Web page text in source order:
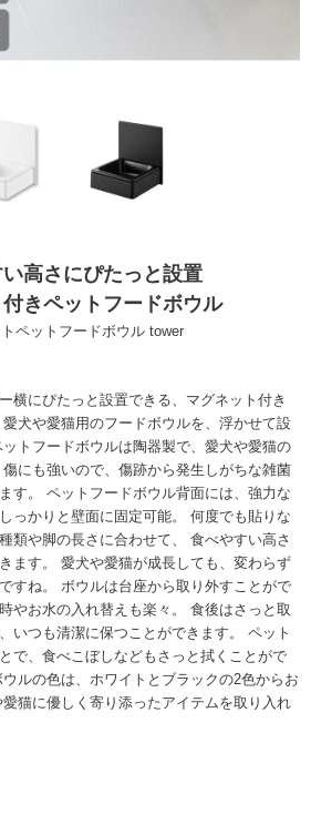
高さにぴたっと設置
きペットフードボウル
ペットフードボウル tower
横にぴたっと設置できる、マグネット付き
犬や愛猫用のフードボウルを、浮かせて設
トフードボウルは陶器製で、愛犬や愛猫の
にも強いので、傷跡から発生しがちな雑菌
す。 ペットフードボウル背面には、強力な
っかりと壁面に固定可能。 何度でも貼りな
類や脚の長さに合わせて、 食べやすい高さ
ます。 愛犬や愛猫が成長しても、変わらず
すね。 ボウルは台座から取り外すことがで
やお水の入れ替えも楽々。 食後はさっと取
いつも清潔に保つことができます。 ペット
で、食べこぼしなどもさっと拭くことがで
ルの色は、ホワイトとブラックの2色からお
猫に優しく寄り添ったアイテムを取り入れ